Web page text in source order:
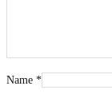
Name *